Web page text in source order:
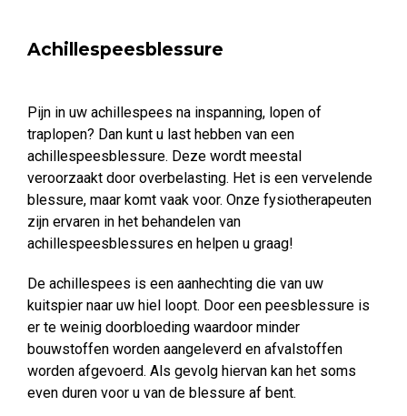
Achillespeesblessure
Pijn in uw achillespees na inspanning, lopen of
traplopen? Dan kunt u last hebben van een
achillespeesblessure. Deze wordt meestal
veroorzaakt door overbelasting. Het is een vervelende
blessure, maar komt vaak voor. Onze fysiotherapeuten
zijn ervaren in het behandelen van
achillespeesblessures en helpen u graag!
De achillespees is een aanhechting die van uw
kuitspier naar uw hiel loopt. Door een peesblessure is
er te weinig doorbloeding waardoor minder
bouwstoffen worden aangeleverd en afvalstoffen
worden afgevoerd. Als gevolg hiervan kan het soms
even duren voor u van de blessure af bent.